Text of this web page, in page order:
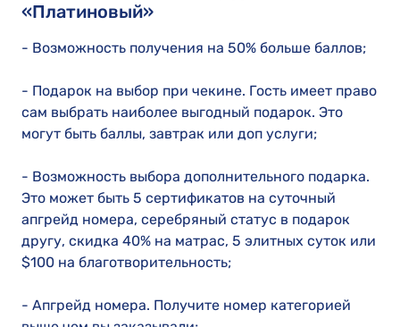
«Платиновый»
- Возможность получения на 50% больше баллов;
- Подарок на выбор при чекине. Гость имеет право
сам выбрать наиболее выгодный подарок. Это
могут быть баллы, завтрак или доп услуги;
- Возможность выбора дополнительного подарка.
Это может быть 5 сертификатов на суточный
апгрейд номера, серебряный статус в подарок
другу, скидка 40% на матрас, 5 элитных суток или
$100 на благотворительность;
- Апгрейд номера. Получите номер категорией